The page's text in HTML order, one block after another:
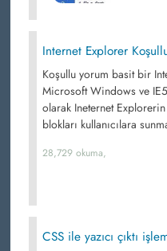
Internet Explorer
Koşullu yorum basit bir
Microsoft Windows ve
olarak Ineternet
blokları kullanıcılara
28,729 okuma,
CSS ile yazıcı çıktı